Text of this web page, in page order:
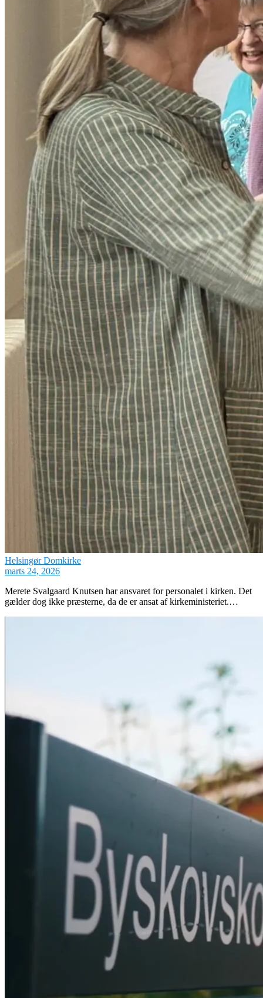
Helsingør Domkirke
marts 24, 2026
Merete Svalgaard Knutsen har ansvaret for personalet i kirken. Det
gælder dog ikke præsterne, da de er ansat af kirkeministeriet.…